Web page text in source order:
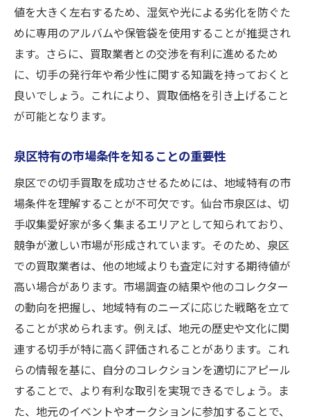
安心して取引できるパートナーの特徴
買取契約前に確認すべきポイント
泉区の買取業者の評判を知る方法
信頼関係を築くためのコミュニケーション
術
響
保存状態と買取価格の関係性
効果的な保存方法とそのメリット
泉区の業者が重視する保存状態の基準
買取価格を左右する切手の劣化要因
切手の状態を保つための日常的ケア
保存状態をチェックする際のポイント
泉区で切手買取を最大限に活かすための市場動
向のチェック法
市場動向を把握するための情報源
泉区の切手市場の現在のトレンド
買取価格に影響を与える経済要因
値を大きく左右するため、湿気や光による劣化を防ぐた
めに専用のアルバムや保管袋を使用することが推奨され
ます。さらに、買取業者との交渉を有利に進めるため
に、切手の発行年や希少性に関する知識を持っておくと
良いでしょう。これにより、買取価格を引き上げること
が可能となります。
泉区特有の市場条件を知ることの重要性
泉区での切手買取を成功させるためには、地域特有の市
場条件を理解することが不可欠です。仙台市泉区は、切
手収集愛好家が多く集まるエリアとして知られており、
競争が激しい市場が形成されています。そのため、泉区
での買取業者は、他の地域よりも査定に対する期待値が
高い場合があります。市場調査の結果や他のコレクター
の動向を把握し、地域特有のニーズに応じた戦略を立て
ることが求められます。例えば、地元の歴史や文化に関
連する切手が特に高く評価されることがあります。これ
らの情報を基に、自分のコレクションを適切にアピール
することで、より有利な取引を実現できるでしょう。ま
た、地元のイベントやオークションに参加することで、